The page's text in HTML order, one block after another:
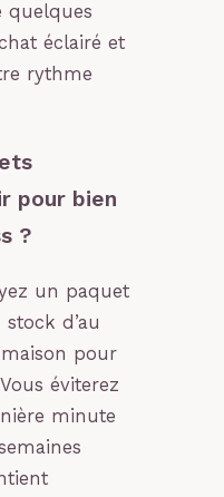
quelques
éclairé et
rythme
pour bien
?
un paquet
d’au
pour
éviterez
minute